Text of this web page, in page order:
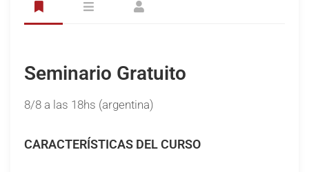
Seminario Gratuito
8/8 a las 18hs (argentina)
CARACTERÍSTICAS DEL CURSO